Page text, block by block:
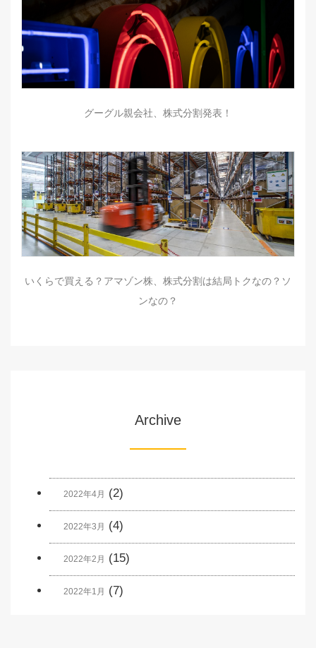
グーグル親会社、株式分割発表！
いくらで買える？アマゾン株、株式分割は結局トクなの？ソ
ンなの？
Archive
2022年4月 (2)
2022年3月 (4)
2022年2月 (15)
2022年1月 (7)